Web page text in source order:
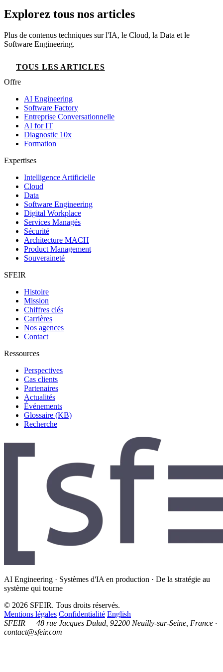
Explorez tous nos articles
Plus de contenus techniques sur l'IA, le Cloud, la Data et le
Software Engineering.
TOUS LES ARTICLES
Offre
AI Engineering
Software Factory
Entreprise Conversationnelle
AI for IT
Diagnostic 10x
Formation
Expertises
Intelligence Artificielle
Cloud
Data
Software Engineering
Digital Workplace
Services Managés
Sécurité
Architecture MACH
Product Management
Souveraineté
SFEIR
Histoire
Mission
Chiffres clés
Carrières
Nos agences
Contact
Ressources
Perspectives
Cas clients
Partenaires
Actualités
Événements
Glossaire (KB)
Recherche
AI Engineering · Systèmes d'IA en production · De la stratégie au
système qui tourne
© 2026 SFEIR. Tous droits réservés.
Mentions légales Confidentialité English
SFEIR — 48 rue Jacques Dulud, 92200 Neuilly-sur-Seine, France ·
contact@sfeir.com